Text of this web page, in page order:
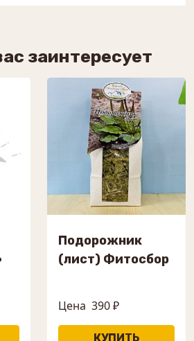
заинтересует
Подорожник
(лист) Фитосбор
Цена 390 ₽